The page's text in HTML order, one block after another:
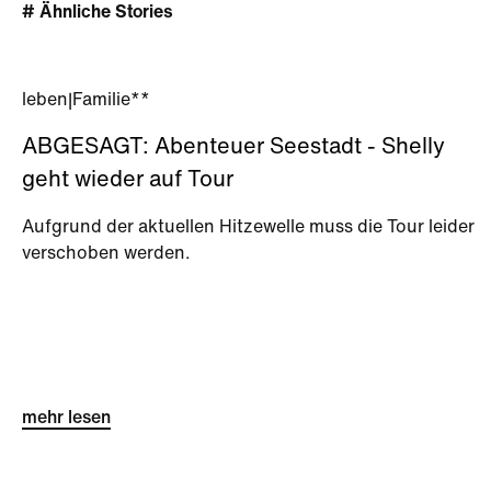
# Ähnliche Stories
leben Familie**
ABGESAGT: Abenteuer Seestadt - Shelly
geht wieder auf Tour
Aufgrund der aktuellen Hitzewelle muss die Tour leider
verschoben werden.
mehr lesen